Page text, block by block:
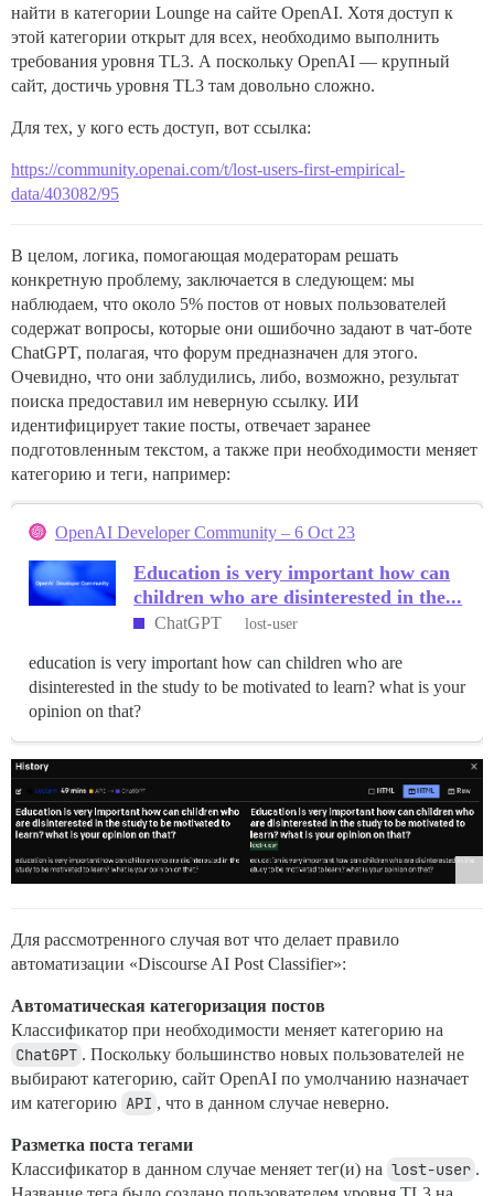
найти в категории Lounge на сайте OpenAI. Хотя доступ к
этой категории открыт для всех, необходимо выполнить
требования уровня TL3. А поскольку OpenAI — крупный
сайт, достичь уровня TL3 там довольно сложно.
Для тех, у кого есть доступ, вот ссылка:
https://community.openai.com/t/lost-users-first-empirical-
data/403082/95
В целом, логика, помогающая модераторам решать
конкретную проблему, заключается в следующем: мы
наблюдаем, что около 5% постов от новых пользователей
содержат вопросы, которые они ошибочно задают в чат-боте
ChatGPT, полагая, что форум предназначен для этого.
Очевидно, что они заблудились, либо, возможно, результат
поиска предоставил им неверную ссылку. ИИ
идентифицирует такие посты, отвечает заранее
подготовленным текстом, а также при необходимости меняет
категорию и теги, например:
OpenAI Developer Community – 6 Oct 23
Education is very important how can
children who are disinterested in the...
ChatGPT lost-user
education is very important how can children who are
disinterested in the study to be motivated to learn? what is your
opinion on that?
Для рассмотренного случая вот что делает правило
автоматизации «Discourse AI Post Classifier»:
Автоматическая категоризация постов
Классификатор при необходимости меняет категорию на
ChatGPT . Поскольку большинство новых пользователей не
выбирают категорию, сайт OpenAI по умолчанию назначает
им категорию API , что в данном случае неверно.
Разметка поста тегами
Классификатор в данном случае меняет тег(и) на lost-user .